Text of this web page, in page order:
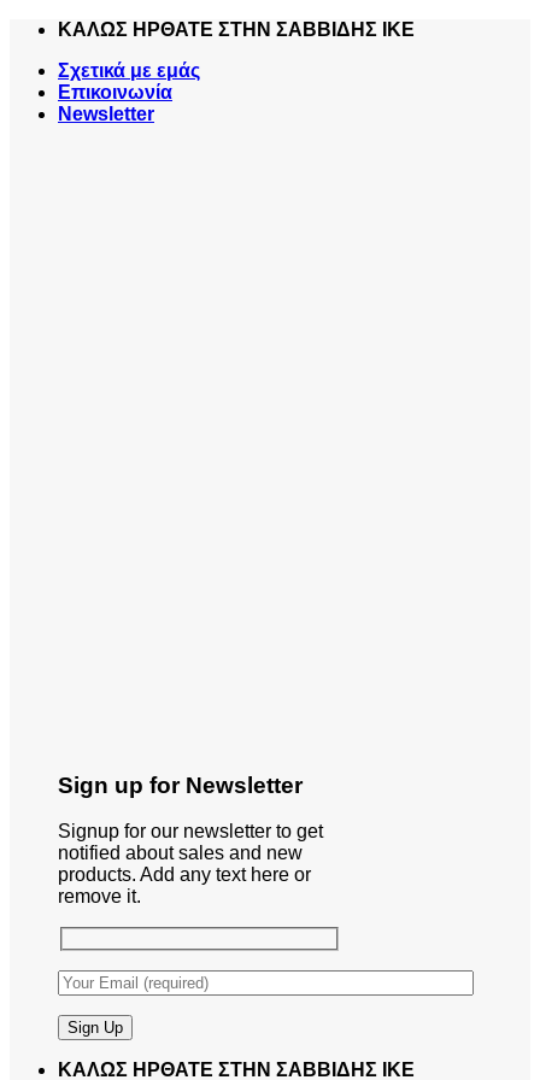
Skip
content
ΚΑΛΩΣ ΗΡΘΑΤΕ ΣΤΗΝ ΣΑΒΒΙΔΗΣ ΙΚΕ
Σχετικά με εμάς
Επικοινωνία
Newsletter
Sign up for Newsletter
Signup for our newsletter to get
notified about sales and new
products. Add any text here or
remove it.
ΚΑΛΩΣ ΗΡΘΑΤΕ ΣΤΗΝ ΣΑΒΒΙΔΗΣ ΙΚΕ